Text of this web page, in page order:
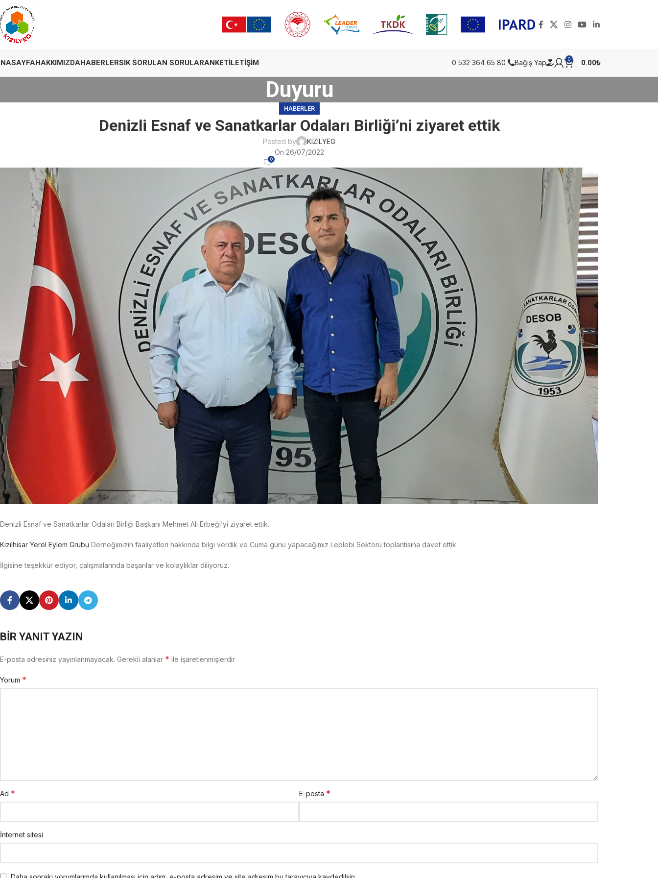
HAKKIMIZDAHABERLERSIK SORULAN SORULARANKETİLETIŞIM 0 532 364 65 80 Bağış Yap 0 0.00₺
Duyuru
HABERLER
Denizli Esnaf ve Sanatkarlar Odaları Birliği’ni ziyaret ettik
Posted by
KIZILYEG
On 26/07/2022
0
Denizli Esnaf ve Sanatkarlar Odaları Birliği Başkanı Mehmet Ali Erbeği’yi ziyaret ettik.
Kızılhisar Yerel Eylem Grubu Derneğimizin faaliyetleri hakkında bilgi verdik ve Cuma günü yapacağımız Leblebi Sektörü toplantısına davet ettik.
İlgisine teşekkür ediyor, çalışmalarında başarılar ve kolaylıklar diliyoruz.
BIR YANIT YAZIN
E-posta adresiniz yayınlanmayacak. Gerekli alanlar * ile işaretlenmişlerdir
Yorum *
Ad * E-posta *
İnternet sitesi